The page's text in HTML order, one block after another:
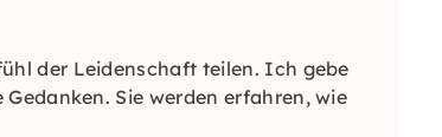
der Leidenschaft teilen. Ich gebe
Sie werden erfahren, wie